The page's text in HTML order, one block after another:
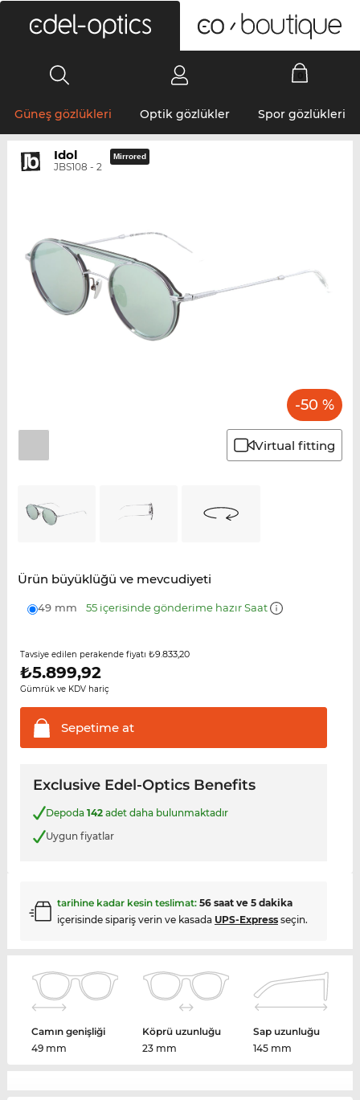
Güneş gözlükleri Optik gözlükler Spor gözlükleri
Idol
JBS108 - 2
Mirrored
-50 %
Virtual fitting
Ürün büyüklüğü ve mevcudiyeti
49 mm 55 içerisinde gönderime hazır Saat
Tavsiye edilen perakende fiyatı ₺9.833,20
₺5.899,92
Gümrük ve KDV hariç
Sepetimeat
Exclusive Edel-Optics Benefits
Depoda 142adet daha bulunmaktadır
Uygun fiyatlar
tarihine kadar kesin teslimat: 56 saat ve 5 dakika
içerisinde sipariş verin ve kasada UPS-Expressseçin.
Camın genişliği
49 mm
Köprü uzunluğu
23 mm
Sap uzunluğu
145 mm